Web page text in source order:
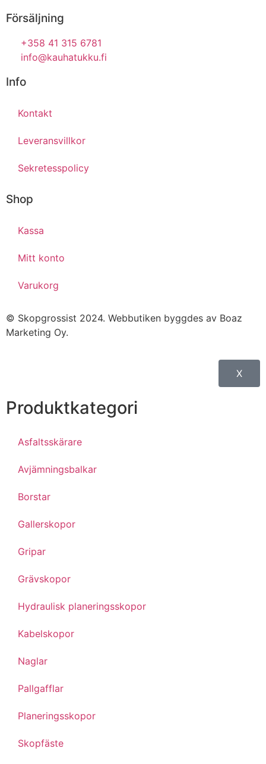
Försäljning
+358 41 315 6781
info@kauhatukku.fi
Info
Kontakt
Leveransvillkor
Sekretesspolicy
Shop
Kassa
Mitt konto
Varukorg
© Skopgrossist 2024. Webbutiken byggdes av Boaz
Marketing Oy.
X
Produktkategori
Asfaltsskärare
Avjämningsbalkar
Borstar
Gallerskopor
Gripar
Grävskopor
Hydraulisk planeringsskopor
Kabelskopor
Naglar
Pallgafflar
Planeringsskopor
Skopfäste